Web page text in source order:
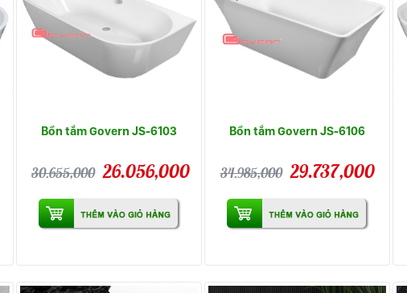
Bồn tắm Govern JS-6103
30.655,000 26.056,000
Bồn tắm Govern JS-6106
34.985,000 29.737,000